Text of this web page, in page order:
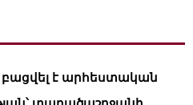
է արհեստական